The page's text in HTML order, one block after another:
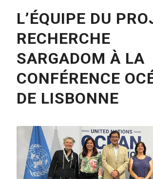
L’ÉQUIPE DU
RECHERCHE
SARGADOM À LA
CONFÉRENCE
DE LISBONNE